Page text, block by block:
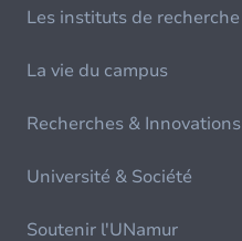
Les instituts de recherche
La vie du campus
Recherches & Innovations
Université & Société
Soutenir l'UNamur